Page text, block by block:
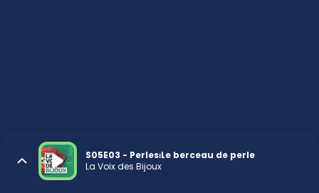
S05E03 - Perles⏐Le berceau de perle
La Voix des Bijoux